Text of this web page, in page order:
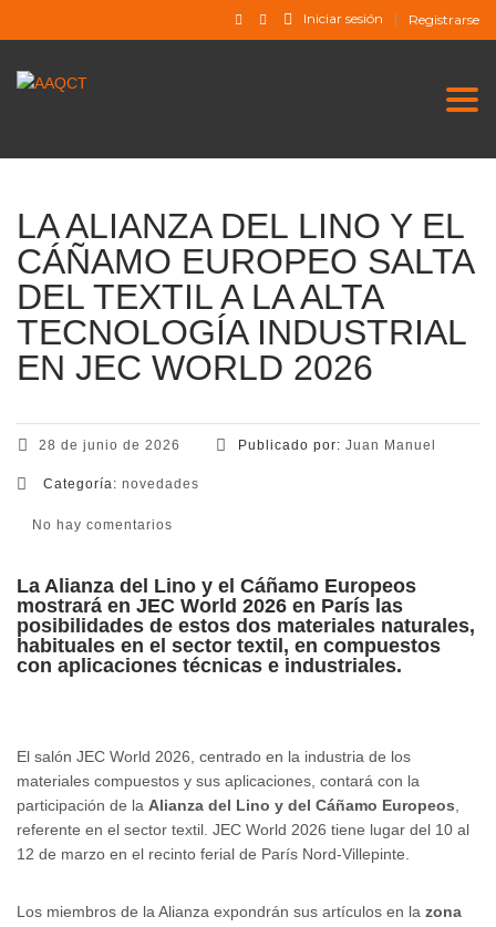
Iniciar sesión Registrarse
LA ALIANZA DEL LINO Y EL
CÁÑAMO EUROPEO SALTA
DEL TEXTIL A LA ALTA
TECNOLOGÍA INDUSTRIAL
EN JEC WORLD 2026
28 de junio de 2026 Publicado por: Juan Manuel
Categoría: novedades
No hay comentarios
La Alianza del Lino y el Cáñamo Europeos
mostrará en JEC World 2026 en París las
posibilidades de estos dos materiales naturales,
habituales en el sector textil, en compuestos
con aplicaciones técnicas e industriales.
El salón JEC World 2026, centrado en la industria de los
materiales compuestos y sus aplicaciones, contará con la
participación de la Alianza del Lino y del Cáñamo Europeos
referente en el sector textil. JEC World 2026 tiene lugar del 10 al
12 de marzo en el recinto ferial de París Nord-Villepinte.
Los miembros de la Alianza expondrán sus artículos en la zona